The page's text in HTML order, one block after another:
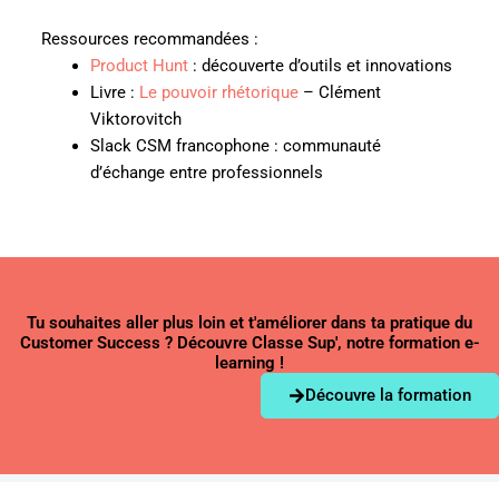
Ressources recommandées :
Product Hunt: découverte d’outils et innovations
Livre : Le pouvoir rhétorique– Clément
Viktorovitch
Slack CSM francophone : communauté
d’échange entre professionnels
Tu souhaites aller plus loin et t'améliorer dans ta pratique du
Customer Success ? Découvre Classe Sup', notre formation e-
learning !
Découvre la formation